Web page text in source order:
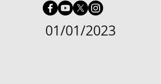
01/01/2023